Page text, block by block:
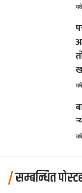
सम्बन्धित